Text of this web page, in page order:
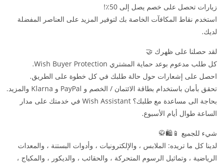
زيارات تحصل على خصم يصل إلى 50٪!
استخدم نقاط المكافآت الخاصة بك لتوفير المزيد على العناصر المفضلة
لديك.
لقد حصلنا على ظهرك 🤝
كل طلب مدعوم بوعد حماية المشتري Wish Buyer Protection.
احصل على إشعارات حول حالة طلبك في كل خطوة على الطريق.
تحقق بأمان باستخدام بطاقة الائتمان / الخصم و PayPal و Klarna والمزيد.
بحاجة الى مساعدة مع طلبك؟ Wish Assistant في خدمتك على مدار
الساعة طوال أيام الأسبوع.
شيء للجميع 📱🛍🥋
لدينا كل ما تريده: الملابس ، والإلكترونيات ، وأدوات البستنة ، والمعدات
الرياضية ، وتماثيل الرسوم المتحركة ، والحقائب ، والديكور ، والمكياج ،